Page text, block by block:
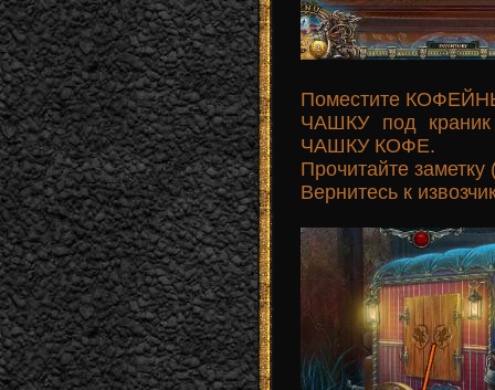
Поместите
ЧАШКУ под краник
ЧАШКУ КОФЕ.
Прочитайте заметку
Вернитесь к